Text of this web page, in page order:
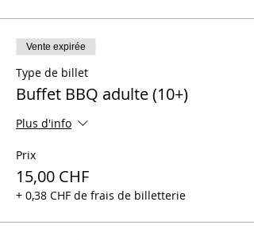
Vente expirée
Type de billet
Buffet BBQ adulte (10+)
Plus d'info
Prix
15,00 CHF
+ 0,38 CHF de frais de billetterie